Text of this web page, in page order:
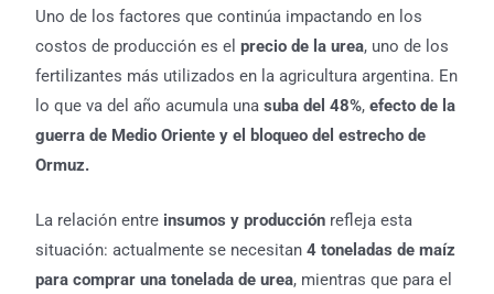
Uno de los factores que continúa impactando en los
costos de producción es elprecio de la urea, uno de los
fertilizantes más utilizados en la agricultura argentina. En
lo que va del año acumula unasuba del 48%, efecto de la
guerra de Medio Oriente y el bloqueo del estrecho de
Ormuz.
La relación entre insumos y producción refleja esta
situación: actualmente se necesitan4 toneladas de maíz
para comprar una tonelada de urea, mientras que para el